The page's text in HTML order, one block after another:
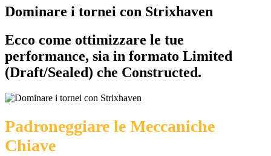
Dominare i tornei con Strixhaven
Ecco come ottimizzare le tue
performance, sia in formato Limited
(Draft/Sealed) che Constructed.
Padroneggiare le Meccaniche
Chiave